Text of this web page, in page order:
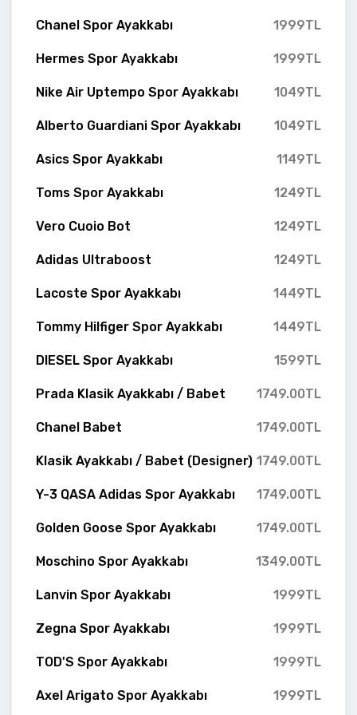
Chanel Spor Ayakkabı 1999TL
Hermes Spor Ayakkabı 1999TL
Nike Air Uptempo Spor Ayakkabı 1049TL
Alberto Guardiani Spor Ayakkabı 1049TL
Asics Spor Ayakkabı 1149TL
Toms Spor Ayakkabı 1249TL
Vero Cuoio Bot 1249TL
Adidas Ultraboost 1249TL
Lacoste Spor Ayakkabı 1449TL
Tommy Hilfiger Spor Ayakkabı 1449TL
DIESEL Spor Ayakkabı 1599TL
Prada Klasik Ayakkabı / Babet 1749.00TL
Chanel Babet 1749.00TL
Klasik Ayakkabı / Babet (Designer) 1749.00TL
Y-3 QASA Adidas Spor Ayakkabı 1749.00TL
Golden Goose Spor Ayakkabı 1749.00TL
Moschino Spor Ayakkabı 1349.00TL
Lanvin Spor Ayakkabı 1999TL
Zegna Spor Ayakkabı 1999TL
TOD'S Spor Ayakkabı 1999TL
Axel Arigato Spor Ayakkabı 1999TL